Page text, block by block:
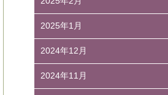
2025年1月
2024年12月
2024年11月